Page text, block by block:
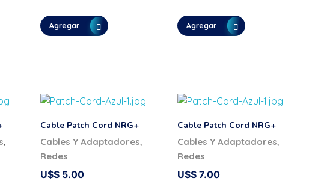
Agregar Agregar
,
Cable Patch Cord NRG+
U$S 5.00
Cables Y Adaptadores,
Redes
Cable Patch Cord NRG+
U$S 7.00
Cables Y Adaptadores,
Redes